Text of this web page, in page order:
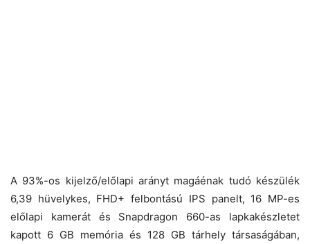
A 93%-os kijelző/előlapi arányt magáénak tudó készülék
6,39 hüvelykes, FHD+ felbontású IPS panelt, 16 MP-es
előlapi kamerát és Snapdragon 660-as lapkakészletet
kapott 6 GB memória és 128 GB tárhely társaságában,